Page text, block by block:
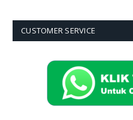
CUSTOMER SERVICE